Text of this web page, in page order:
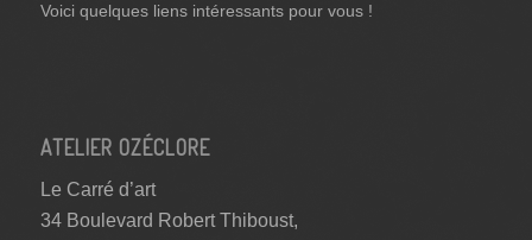
Voici quelques liens intéressants pour vous !
ATELIER OZÉCLORE
Le Carré d’art
34 Boulevard Robert Thiboust,